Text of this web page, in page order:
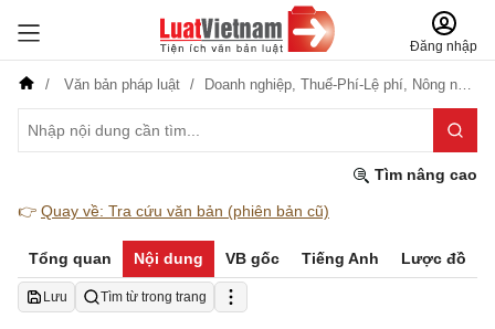
Đăng nhập
Văn bản pháp luật Doanh nghiệp, Thuế-Phí-Lệ phí, Nông nghiệp-Lâm nghiệp
Tìm nâng cao
👉 Quay về: Tra cứu văn bản (phiên bản cũ)
Tổng quan Nội dung VB gốc Tiếng Anh Lược đồ
Lưu Tìm từ trong trang